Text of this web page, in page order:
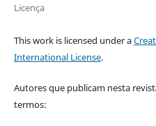
Licença
This work is licensed under a
International License.
Autores que publicam nesta
termos: